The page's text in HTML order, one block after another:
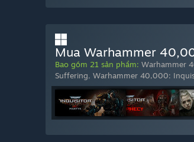
Mua Warhammer
Bao gồm 21 sản phẩm: Warhammer
Suffering, Warhammer 40,000: